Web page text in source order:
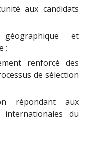
aux candidats
et
;
renforcé des
de sélection
répondant aux
internationales du